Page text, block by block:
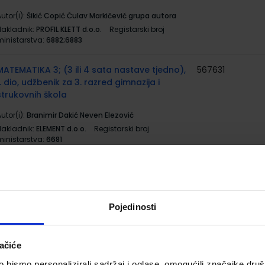
Pojedinosti
Šikić Copić Ćulav Markičević grupa autora
PROFIL KLETT d.o.o.
Registarski broj
6882;6883
3; (3 ili 4 sata nastave tjedno),
dio, udžbenik za 3. razred gimnazija i
škola
Branimir Dakić Neven Elezović
ELEMENT d.o.o.
Registarski broj
6681
567631
škola
Branimir Dakić Neven Elezović
ELEMENT d.o.o.
Registarski broj